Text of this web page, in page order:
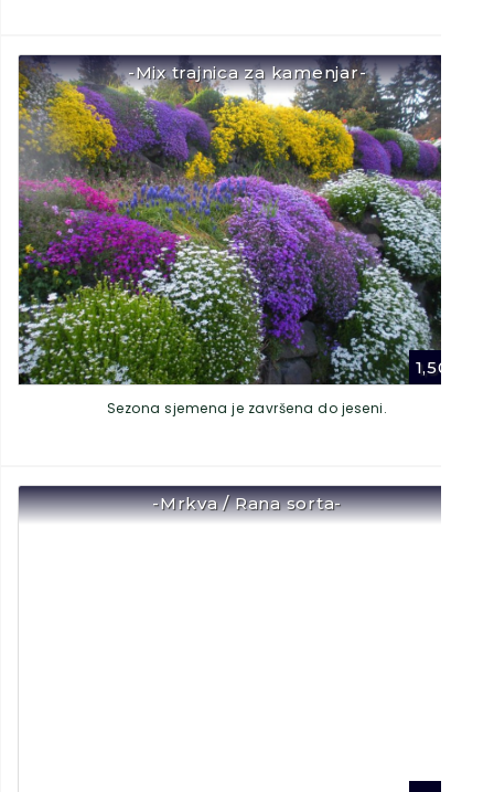
-Mix trajnica za kamenjar-
1,50
Sezona sjemena je završena do jeseni.
-Mrkva / Rana sorta-